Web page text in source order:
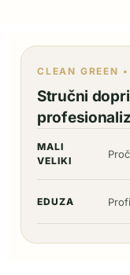
CLEAN GREEN
Stručni
MALI
VELIKI
EDUZA